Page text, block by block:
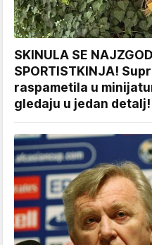
SKINULA SE
SPORTISTKINJA!
raspametila u
gledaju u jedan detalj!